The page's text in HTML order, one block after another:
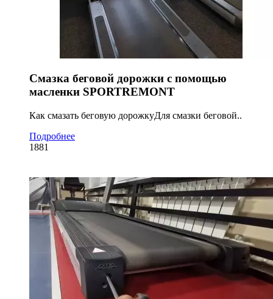
Смазка беговой дорожки с помощью
масленки SPORTREMONT
Как смазать беговую дорожкуДля смазки беговой..
Подробнее
1881